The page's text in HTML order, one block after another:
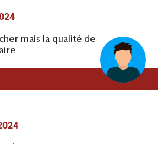
mais la qualité de